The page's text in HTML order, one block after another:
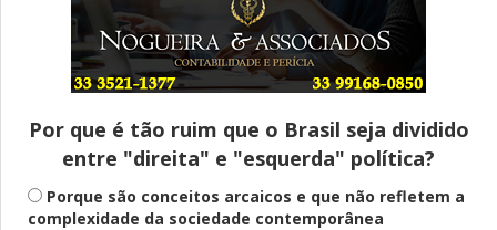
Entenda
Pix Pensão Alimentícia: entenda o que é
e como solicitar
Saúde Mental
Plataforma oferece escuta em saúde
mental para jovens no SUS Digital
Por que é tão ruim que o Brasil seja dividido
entre "direita" e "esquerda" política?
Porque são conceitos arcaicos e que não refletem a
complexidade da sociedade contemporânea